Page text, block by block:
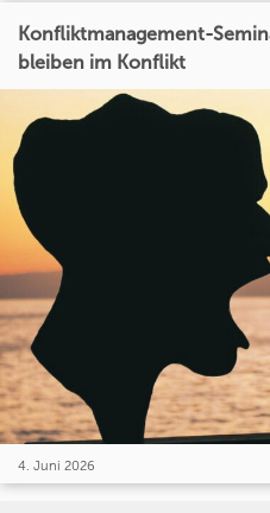
Konfliktmanagement-
bleiben im Konflikt
4. Juni 2026